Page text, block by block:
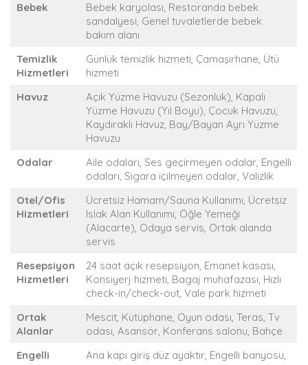
Bebek
Bebek karyolası, Restoranda bebek
sandalyesi, Genel tuvaletlerde bebek
bakım alanı
Temizlik
Hizmetleri
Günlük temizlik hizmeti, Çamaşırhane, Ütü
hizmeti
Havuz
Açık Yüzme Havuzu (Sezonluk), Kapalı
Yüzme Havuzu (Yıl Boyu), Çocuk Havuzu,
Kaydıraklı Havuz, Bay/Bayan Ayrı Yüzme
Havuzu
Odalar
Aile odaları, Ses geçirmeyen odalar, Engelli
odaları, Sigara içilmeyen odalar, Valizlik
Otel/Ofis
Hizmetleri
Ücretsiz Hamam/Sauna Kullanımı, Ücretsiz
Islak Alan Kullanımı, Öğle Yemeği
(Alacarte), Odaya servis, Ortak alanda
servis
Resepsiyon
Hizmetleri
24 saat açık resepsiyon, Emanet kasası,
Konsiyerj hizmeti, Bagaj muhafazası, Hızlı
check-in/check-out, Vale park hizmeti
Ortak
Alanlar
Mescit, Kütüphane, Oyun odası, Teras, Tv
odası, Asansör, Konferans salonu, Bahçe
Engelli
Ana kapı giriş düz ayaktır, Engelli banyosu,